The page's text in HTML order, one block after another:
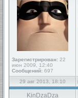
Зарегистрирован: 22
июн 2009, 12:40
Сообщений: 697
29 авг 2013, 18:10
KinDzaDza